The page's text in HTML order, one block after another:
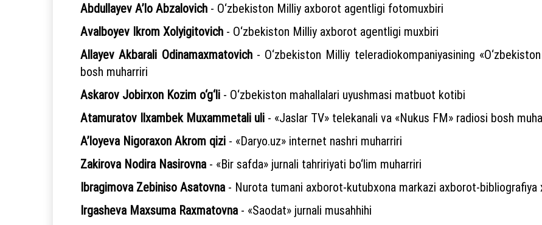
Abdullayev A’lo Abzalovich - O‘zbekiston Milliy axborot agentligi fotomuxbiri
Avalboyev Ikrom Xolyigitovich - O‘zbekiston Milliy axborot agentligi muxbiri
Allayev Akbarali Odinamaxmatovich- O‘zbekiston Milliy teleradiokompaniyasining
bosh muharriri
Askarov Jobirxon Kozim o‘g‘li - O‘zbekiston mahallalari uyushmasi matbuot kotibi
Atamuratov Ilxambek Muxammetali uli - «Jaslar TV» telekanali va «Nukus FM» radiosi bosh
A’loyeva Nigoraxon Akrom qizi - «Daryo.uz» internet nashri muharriri
Zakirova Nodira Nasirovna- «Bir safda» jurnali tahririyati bo‘lim muharriri
Ibragimova Zebiniso Asatovna- Nurota tumani axborot-kutubxona markazi axborot-bibliografiya
Irgasheva Maxsuma Raxmatovna- «Saodat» jurnali musahhihi